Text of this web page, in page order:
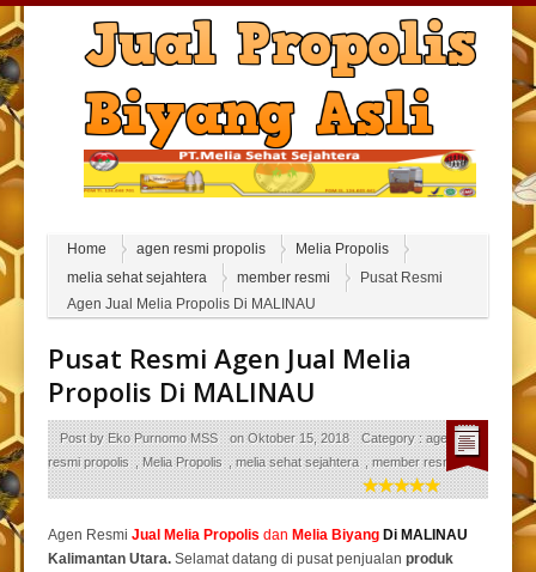
Home agen resmi propolis
Melia Propolis
melia sehat sejahtera
member resmi
Pusat Resmi
Agen Jual Melia Propolis Di MALINAU
Pusat Resmi Agen Jual Melia
Propolis Di MALINAU
Post byEko Purnomo MSS onOktober 15, 2018 Category :agen
resmi propolis ,Melia Propolis ,melia sehat sejahtera ,member resmi
Agen Resmi Jual Melia Propolis dan Melia Biyang Di MALINAU
Kalimantan Utara. Selamat datang di pusat penjualan produk